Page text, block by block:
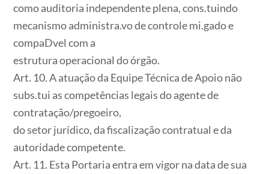
como auditoria independente plena, cons.tuindo
mecanismo administra.vo de controle mi.gado e
compaDvel com a
estrutura operacional do órgão.
Art. 10. A atuação da Equipe Técnica de Apoio não
subs.tui as competências legais do agente de
contratação/pregoeiro,
do setor jurídico, da fiscalização contratual e da
autoridade competente.
Art. 11. Esta Portaria entra em vigor na data de sua